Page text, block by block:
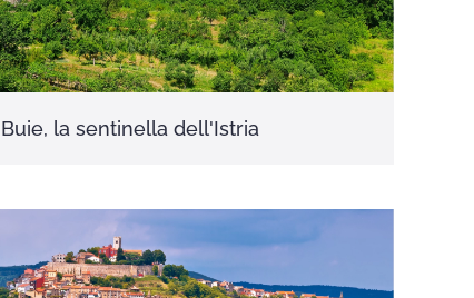
Buie, la sentinella dell'Istria